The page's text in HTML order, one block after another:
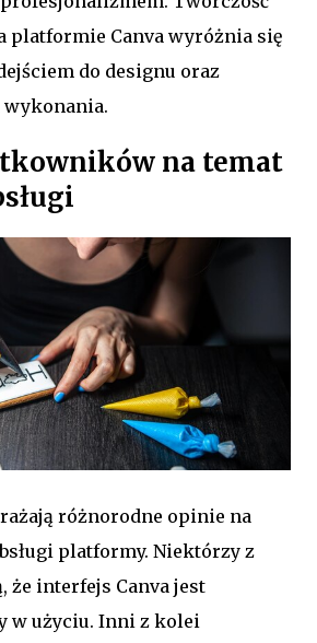
platformie Canva wyróżnia się
do designu oraz
na temat
różnorodne opinie na
platformy. Niektórzy z
że interfejs Canva jest
w użyciu. Inni z kolei